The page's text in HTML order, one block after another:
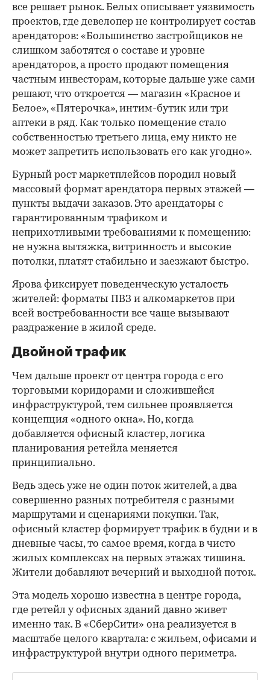
все решает рынок. Белых описывает уязвимость
проектов, где девелопер не контролирует состав
арендаторов: «Большинство застройщиков не
слишком заботятся о составе и уровне
арендаторов, а просто продают помещения
частным инвесторам, которые дальше уже сами
решают, что откроется — магазин «Красное и
Белое», «Пятерочка», интим-бутик или три
аптеки в ряд. Как только помещение стало
собственностью третьего лица, ему никто не
может запретить использовать его как угодно».
Бурный рост маркетплейсов породил новый
массовый формат арендатора первых этажей —
пункты выдачи заказов. Это арендаторы с
гарантированным трафиком и
неприхотливыми требованиями к помещению:
не нужна вытяжка, витринность и высокие
потолки, платят стабильно и заезжают быстро.
Ярова фиксирует поведенческую усталость
жителей: форматы ПВЗ и алкомаркетов при
всей востребованности все чаще вызывают
раздражение в жилой среде.
Двойной трафик
Чем дальше проект от центра города с его
торговыми коридорами и сложившейся
инфраструктурой, тем сильнее проявляется
концепция «одного окна». Но, когда
добавляется офисный кластер, логика
планирования ретейла меняется
принципиально.
Ведь здесь уже не один поток жителей, а два
совершенно разных потребителя с разными
маршрутами и сценариями покупки. Так,
офисный кластер формирует трафик в будни и в
дневные часы, то самое время, когда в чисто
жилых комплексах на первых этажах тишина.
Жители добавляют вечерний и выходной поток.
Эта модель хорошо известна в центре города,
где ретейл у офисных зданий давно живет
именно так. В «СберСити» она реализуется в
масштабе целого квартала: с жильем, офисами и
инфраструктурой внутри одного периметра.